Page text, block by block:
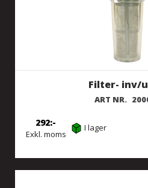
Filter- inv/
ART NR.
Exkl. moms
292 I lager